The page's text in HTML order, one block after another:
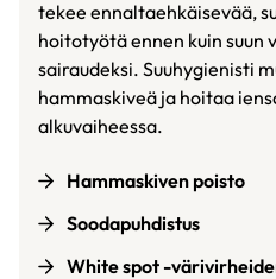
tekee ennaltaehkäisevää,
hoitotyötä ennen kuin suun
sairaudeksi. Suuhygienisti
hammaskiveä ja hoitaa
alkuvaiheessa.
Hammaskiven poisto
Soodapuhdistus
White spot -